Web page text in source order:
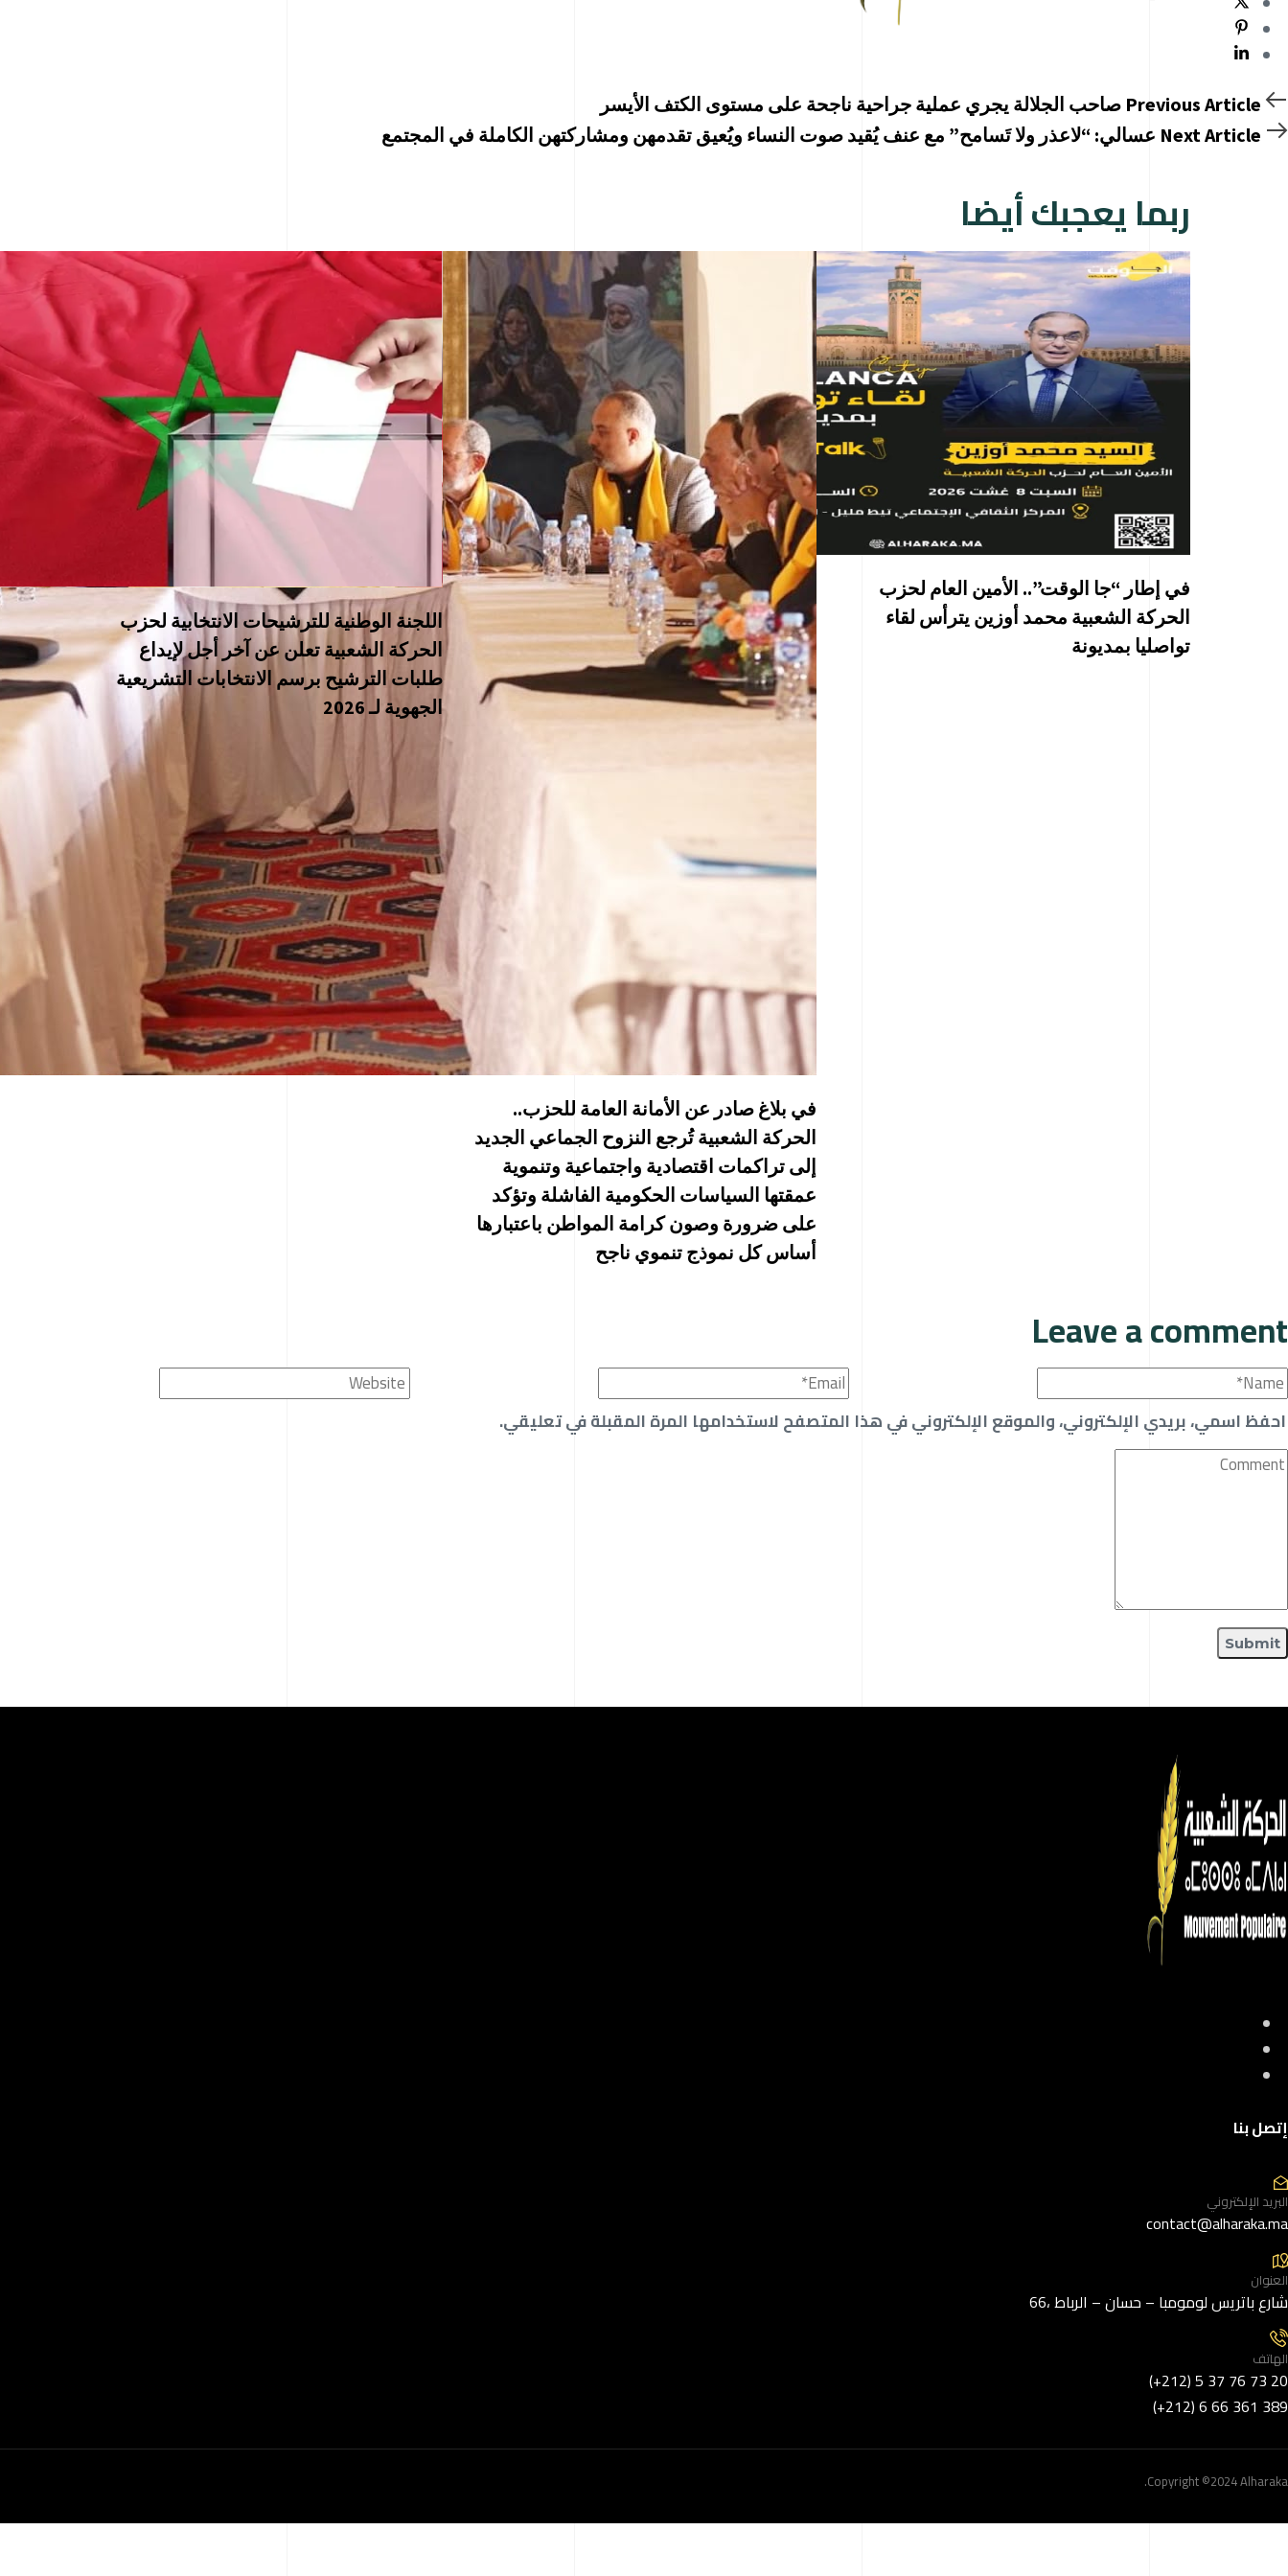
Previous
Article
صاحب الجلالة يجري عملية جراحية ناجحة على مستوى الكتف الأيسر
Next
عسالي: “لاعذر ولا تَسامح” مع عنف يُقيد صوت النساء ويُعيق تقدمهن ومشاركتهن الكاملة في المجتمع
ربما يعجبك أيضا
في إطار “جا الوقت”.. الأمين العام لحزب
الحركة الشعبية محمد أوزين يترأس لقاء
تواصليا بمديونة
في بلاغ صادر عن الأمانة العامة للحزب..
الحركة الشعبية تُرجع النزوح الجماعي الجديد
إلى تراكمات اقتصادية واجتماعية وتنموية
عمقتها السياسات الحكومية الفاشلة وتؤكد
على ضرورة وصون كرامة المواطن باعتبارها
أساس كل نموذج تنموي ناجح
اللجنة الوطنية للترشيحات الانتخابية لحزب
الحركة الشعبية تعلن عن آخر أجل لإيداع
طلبات الترشيح برسم الانتخابات التشريعية
الجهوية لـ 2026
Leave a comment
احفظ اسمي، بريدي الإلكتروني، والموقع الإلكتروني في هذا المتصفح لاستخدامها المرة المقبلة في تعليقي.
إتصل بنا
البريد الإلكتروني
contact@alharaka.ma
العنوان
66، شارع باتريس لومومبا – حسان – الرباط
الهاتف
(+212) 5 37 76 73 20
(+212) 6 66 361 389
Copyright ©2024 Alharaka.